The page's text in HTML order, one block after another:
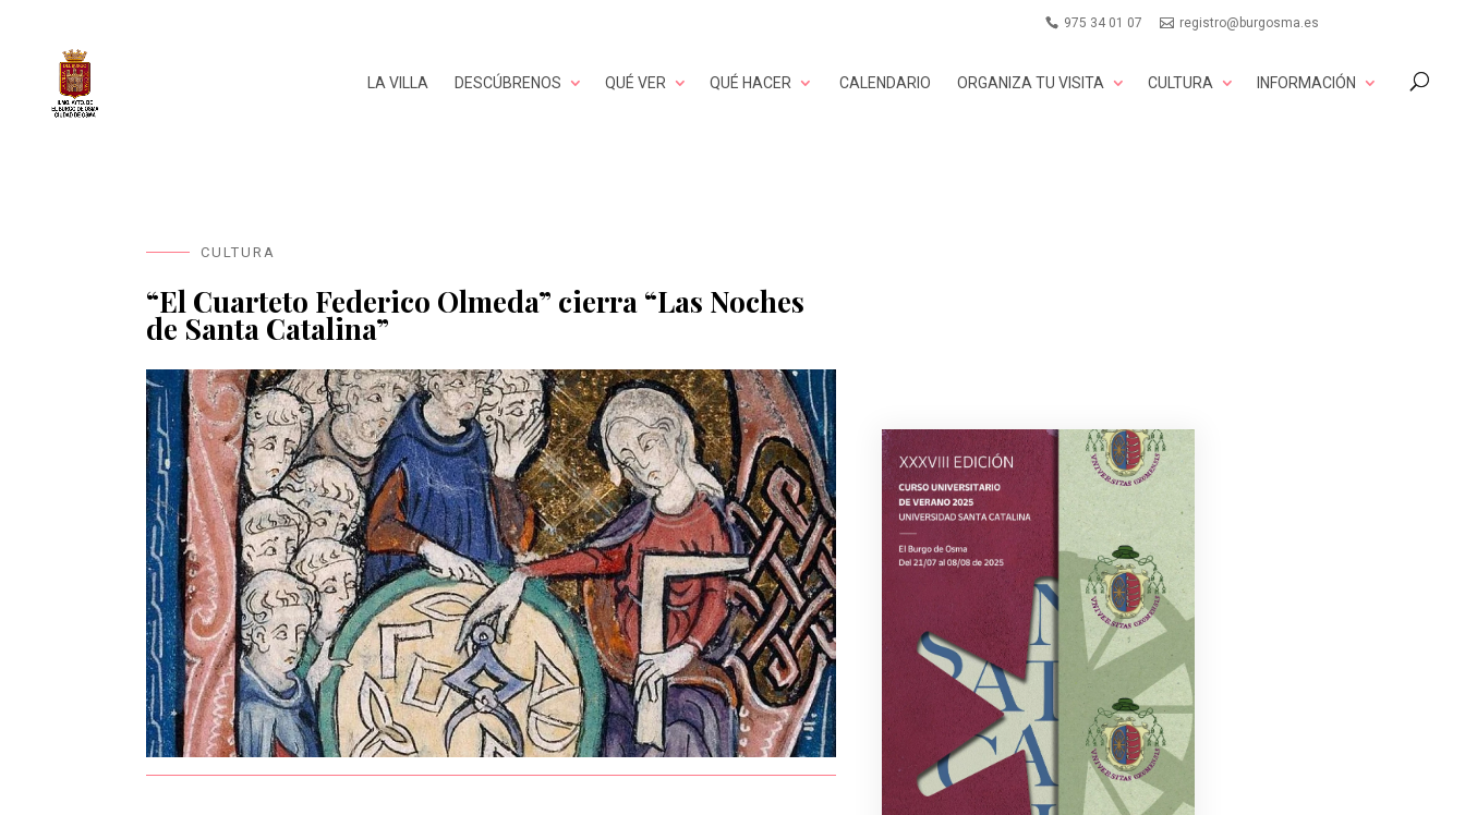
975 34 01 07 registro@burgosma.es
LA VILLA DESCÚBRENOS QUÉ VER QUÉ HACER CALENDARIO ORGANIZA TU VISITA CULTURA INFORMACIÓN
CULTURA
“El Cuarteto Federico Olmeda” cierra “Las Noches
de Santa Catalina”